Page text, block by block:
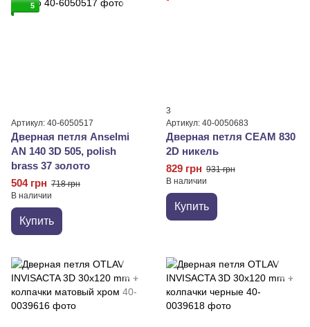
5
Артикул: 40-6050517
Дверная петля Anselmi
AN 140 3D 505, polish
brass 37 золото
504 грн 718 грн
В наличии
Купить
3
Артикул: 40-0050683
Дверная петля CEAM 830
2D никель
829 грн 931 грн
В наличии
Купить